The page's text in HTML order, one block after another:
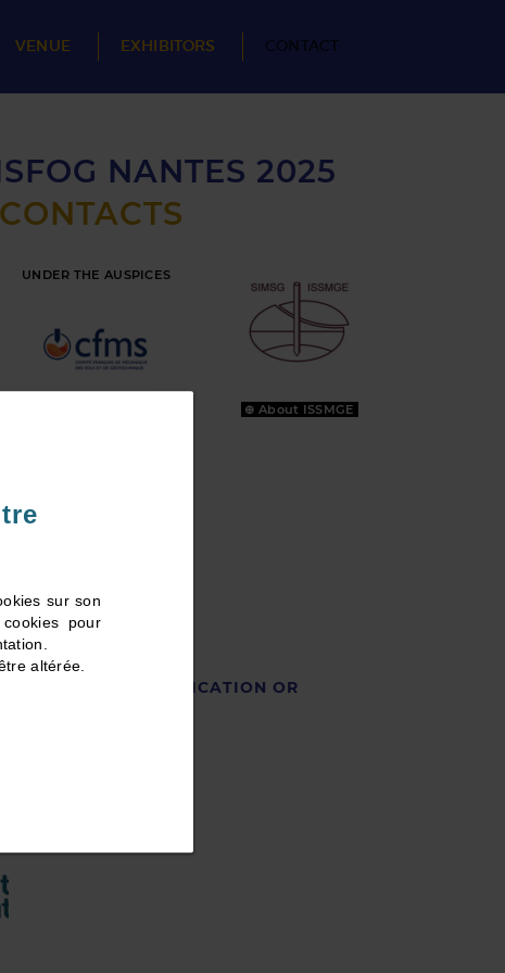
VENUE EXHIBITORS CONTACT
NANTES 2025
CONTACTS
UNDER THE AUSPICES
⊕ About ISSMGE
COMMUNICATION OR
evenement.fr
sur son
pour
altérée.